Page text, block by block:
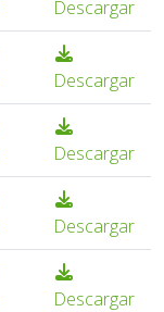
Descargar
Descargar
Descargar
Descargar
Descargar